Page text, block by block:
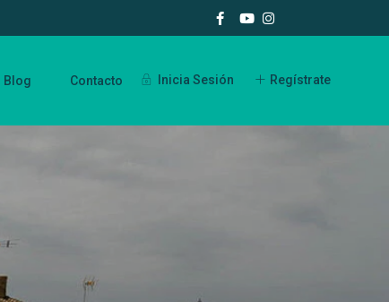
Inicia Sesión Regístrate
Blog Contacto